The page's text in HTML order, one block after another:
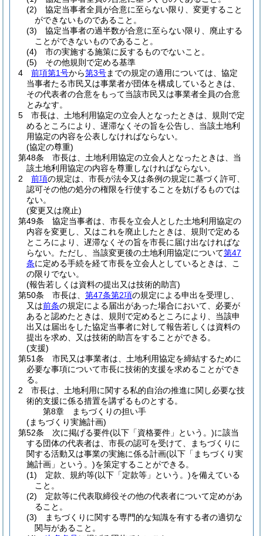
(2)
協定当事者全員が合意に至らない限り、変更すること
ができないものであること。
(3)
協定当事者の過半数が合意に至らない限り、廃止する
ことができないものであること。
(4)
市の実施する施策に反するものでないこと。
(5)
その他規則で定める基準
4
前項第1号から第3号までの規定の適用については、協定
当事者たる市民又は事業者が団体を構成しているときは、
その代表者の合意をもって当該市民又は事業者全員の合意
とみなす。
5
市長は、土地利用協定の立会人となったときは、規則で定
めるところにより、遅滞なくその旨を公告し、当該土地利
用協定の内容を公表しなければならない。
(協定の尊重)
第48条
市長は、土地利用協定の立会人となったときは、当
該土地利用協定の内容を尊重しなければならない。
2
前項の規定は、市長が法令又は条例の規定に基づく許可、
認可その他の処分の権限を行使することを妨げるものでは
ない。
(変更又は廃止)
第49条
協定当事者は、市長を立会人とした土地利用協定の
内容を変更し、又はこれを廃止したときは、規則で定める
ところにより、遅滞なくその旨を市長に届け出なければな
らない。 ただし、当該変更後の土地利用協定について第47
条に定める手続を経て市長を立会人としているときは、こ
の限りでない。
(報告若しくは資料の提出又は技術的助言)
第50条
市長は、 第47条第2項の規定による申出を受理し、
又は前条の規定による届出があった場合において、必要が
あると認めたときは、規則で定めるところにより、当該申
出又は届出をした協定当事者に対して報告若しくは資料の
提出を求め、又は技術的助言をすることができる。
(支援)
第51条
市民又は事業者は、土地利用協定を締結するために
必要な事項について市長に技術的支援を求めることができ
る。
2
市長は、土地利用に関する私的自治の推進に関し必要な技
術的支援に係る措置を講ずるものとする。
第8章
まちづくりの担い手
(まちづくり実施計画)
第52条
次に掲げる要件(以下「資格要件」という。)に該当
する団体の代表者は、市長の認可を受けて、まちづくりに
関する活動又は事業の実施に係る計画(以下「まちづくり実
施計画」という。)を策定することができる。
(1)
定款、規約等(以下「定款等」という。)を備えている
こと。
(2)
定款等に代表取締役その他の代表者について定めがあ
ること。
(3)
まちづくりに関する専門的な知識を有する者の適切な
関与があること。